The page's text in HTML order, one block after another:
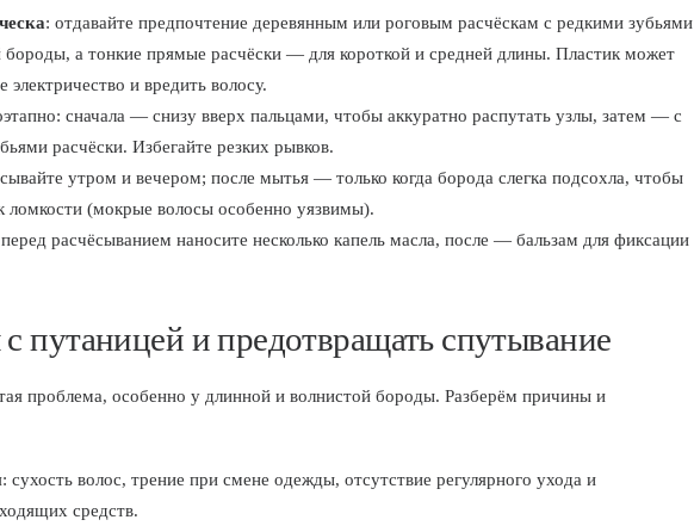
: отдавайте предпочтение деревянным или роговым расчёскам с редкими зубьями
бороды, а тонкие прямые расчёски — для короткой и средней длины. Пластик может
электричество и вредить волосу.
сначала — снизу вверх пальцами, чтобы аккуратно распутать узлы, затем — с
расчёски. Избегайте резких рывков.
утром и вечером; после мытья — только когда борода слегка подсохла, чтобы
ломкости (мокрые волосы особенно уязвимы).
расчёсыванием наносите несколько капель масла, после — бальзам для фиксации
путаницей и предотвращать спутывание
проблема, особенно у длинной и волнистой бороды. Разберём причины и
волос, трение при смене одежды, отсутствие регулярного ухода и
средств.